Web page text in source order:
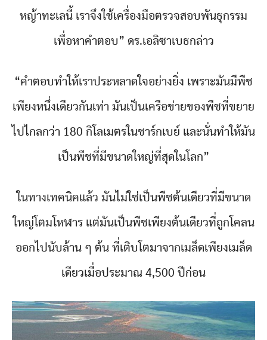
หญ้าทะเลนี้ เราจึงใช้เครื่องมือตรวจสอบพันธุกรรม
เพื่อหาคำตอบ” ดร.เอลิซาเบธกล่าว
“คำตอบทำให้เราประหลาดใจอย่างยิ่ง เพราะมันมีพืช
เพียงหนึ่งเดียวกันเท่า มันเป็นเครือข่ายของพืชที่ขยาย
ไปไกลกว่า 180 กิโลเมตรในชาร์กเบย์ และนั่นทำให้มัน
เป็นพืชที่มีขนาดใหญ่ที่สุดในโลก”
ในทางเทคนิคแล้ว มันไม่ใช่เป็นพืชต้นเดียวที่มีขนาด
ใหญ่โตมโหฬาร แต่มันเป็นพืชเพียงต้นเดียวที่ถูกโคลน
ออกไปนับล้าน ๆ ต้น ที่เติบโตมาจากเมล็ดเพียงเมล็ด
เดียวเมื่อประมาณ 4,500 ปีก่อน